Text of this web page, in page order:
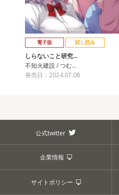
電子版 試し読み
しらないこと研究…
不知火建設 / つむ…
発売日：2024.07.08
公式twitter
企業情報
サイトポリシー